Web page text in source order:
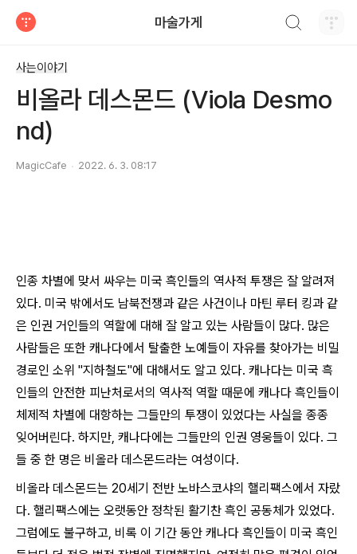
마술가게
사는이야기
비올라 데스몬드 (Viola Desmo
nd)
MagicCafe 2022. 6. 3. 08:17
인종 차별에 맞서 싸우는 미국 흑인들의 역사적 투쟁은 잘 알려져
있다. 미국 밖에서도 남북전쟁과 같은 사건이나 마틴 루터 킹과 같
은 인권 거인들의 역할에 대해 잘 알고 있는 사람들이 많다. 많은
사람들은 또한 캐나다에서 탈출한 노예들이 자유를 찾아가는 비밀
경로인 소위 "지하철도"에 대해서도 알고 있다. 캐나다는 미국 흑
인들의 안전한 피난처로서의 역사적 역할 때문에 캐나다 흑인들이
체제적 차별에 대항하는 그들만의 투쟁이 있었다는 사실을 종종
잊어버린다. 하지만, 캐나다에는 그들만의 인권 영웅들이 있다. 그
들 중 한 명은 비올라 데스몬드라는 여성이다.
비올라 데스몬드는 20세기 전반 노바스코샤의 핼리팩스에서 자랐
다. 핼리팩스에는 오랫동안 정착된 활기찬 흑인 공동체가 있었다.
그럼에도 불구하고, 비록 이 기간 동안 캐나다 흑인들이 미국 흑인